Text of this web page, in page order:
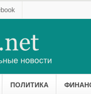
ПОЛИТИКА